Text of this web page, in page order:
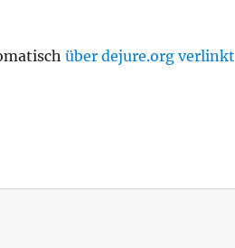
über dejure.org verlinkt